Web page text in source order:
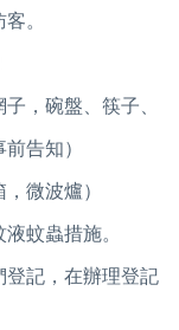
。
，碗盤、筷子、
告知）
微波爐）
蚊蟲措施。
登記，在辦理登記